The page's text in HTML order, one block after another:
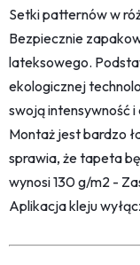
Setki patternów w
Bezpiecznie
lateksowego.
ekologicznej
swoją intensywność
Montaż jest bardzo
sprawia, że tapeta
wynosi 130 g/m2 -
Aplikacja kleju